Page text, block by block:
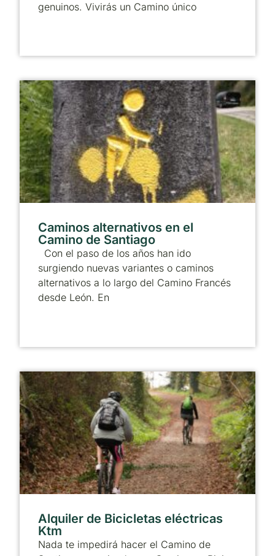
genuinos. Vivirás un Camino único
Caminos alternativos en el
Camino de Santiago
Con el paso de los años han ido
surgiendo nuevas variantes o caminos
alternativos a lo largo del Camino Francés
desde León. En
Alquiler de Bicicletas eléctricas
Ktm
Nada te impedirá hacer el Camino de